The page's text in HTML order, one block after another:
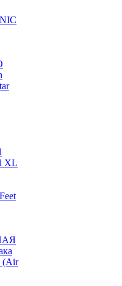
XL
(Air